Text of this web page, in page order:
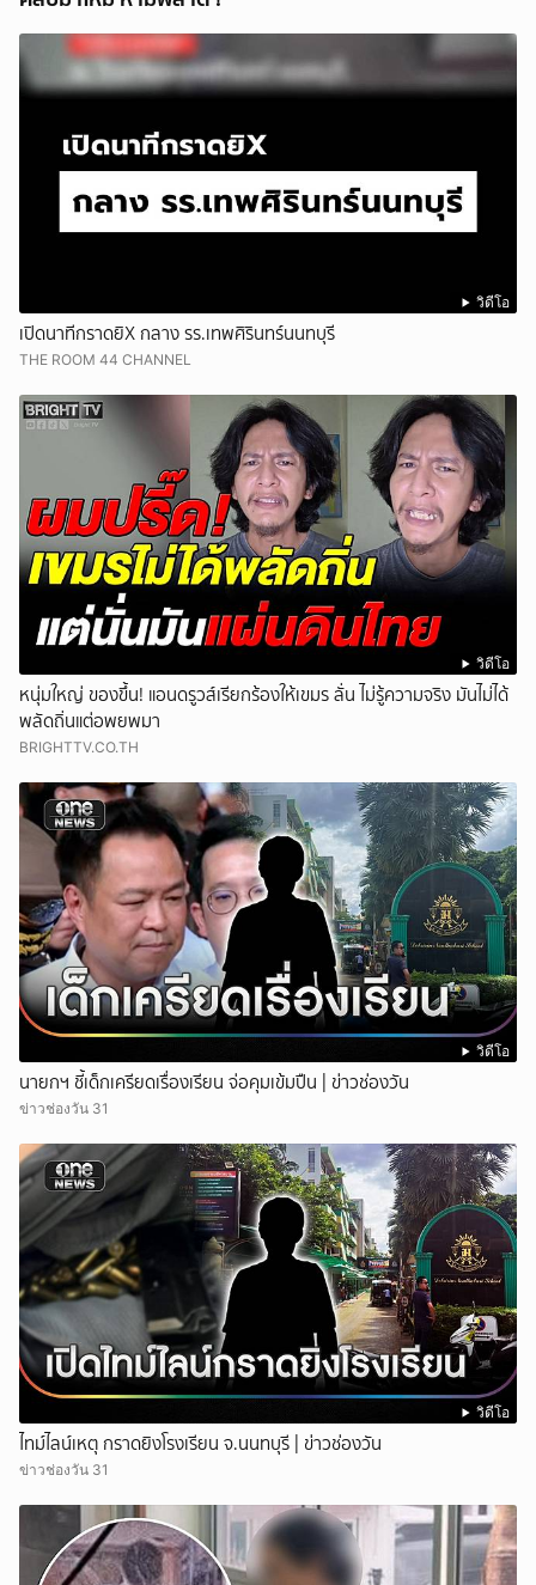
วิดีโอ
เปิดนาทีกราดยิX กลาง รร.เทพศิรินทร์นนทบุรี
THE ROOM 44 CHANNEL
วิดีโอ
หนุ่มใหญ่ ของขึ้น! แอนดรูวส์เรียกร้องให้เขมร ลั่น ไม่รู้ความจริง มันไม่ได้
พลัดถิ่นแต่อพยพมา
BRIGHTTV.CO.TH
วิดีโอ
นายกฯ ชี้เด็กเครียดเรื่องเรียน จ่อคุมเข้มปืน | ข่าวช่องวัน
ข่าวช่องวัน 31
วิดีโอ
ไทม์ไลน์เหตุ กราดยิงโรงเรียน จ.นนทบุรี | ข่าวช่องวัน
ข่าวช่องวัน 31